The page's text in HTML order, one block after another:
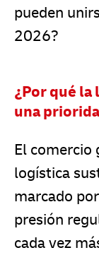
pueden
2026?
¿Por qué
una
El comercio
logística
marcado
presión
cada vez